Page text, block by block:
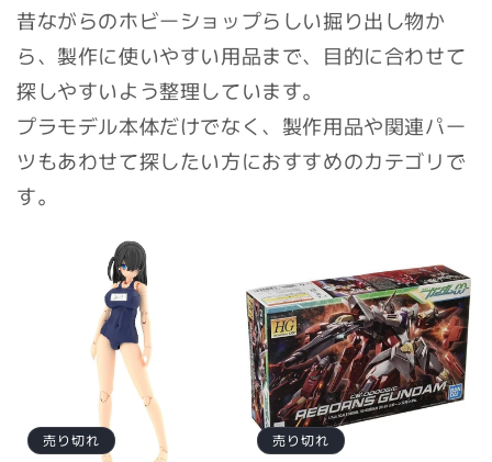
昔ながらのホビーショップらしい掘り出し物か
ら、製作に使いやすい用品まで、目的に合わせて
探しやすいよう整理しています。
プラモデル本体だけでなく、製作用品や関連パー
ツもあわせて探したい方におすすめのカテゴリで
す。
売り切れ 売り切れ